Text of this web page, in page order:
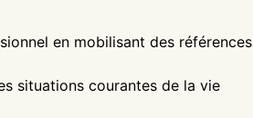
en mobilisant des références
situations courantes de la vie